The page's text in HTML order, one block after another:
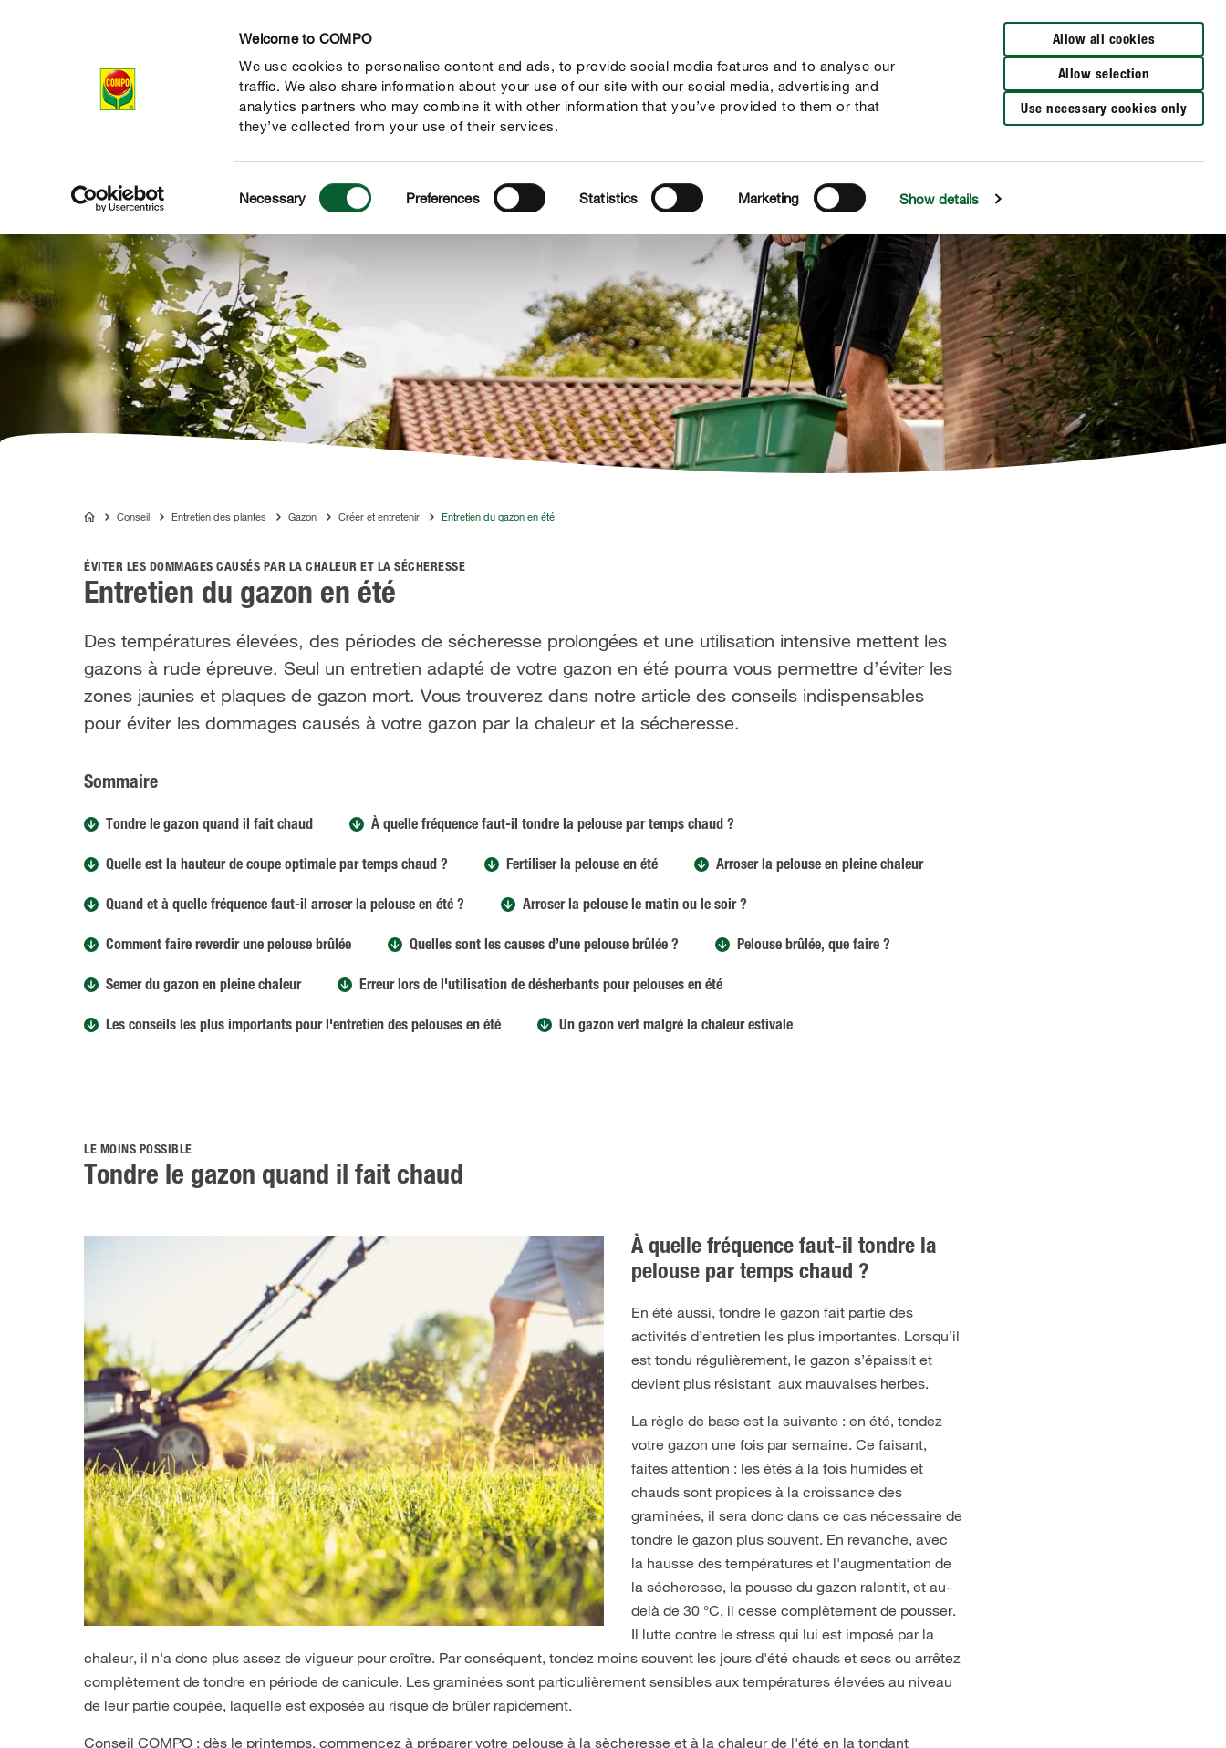
Welcome to COMPO
We use cookies to personalise content and ads, to provide social media features and to analyse our
traffic. We also share information about your use of our site with our social media, advertising and
analytics partners who may combine it with other information that you’ve provided to them or that
they’ve collected from your use of their services.
Selection
Necessary Preferences Statistics Marketing Show details
Allow all cookies
Allow selection
Use necessary cookies only
Distributeurs à proximité
Produits Conseil Thèmes Service Qui sommes-nous?
COMPOConseil Entretien des plantes Gazon Créer et entretenir Entretien du gazon en été
ÉVITER LES DOMMAGES CAUSÉS PAR LA CHALEUR ET LA SÉCHERESSE
Entretien du gazon en été
Des températures élevées, des périodes de sécheresse prolongées et une utilisation intensive mettent les
gazons à rude épreuve. Seul un entretien adapté de votre gazon en été pourra vous permettre d’éviter les
zones jaunies et plaques de gazon mort. Vous trouverez dans notre article des conseils indispensables
pour éviter les dommages causés à votre gazon par la chaleur et la sécheresse.
Sommaire
Tondre le gazon quand il fait chaud À quelle fréquence faut-il tondre la pelouse par temps chaud ?
Quelle est la hauteur de coupe optimale par temps chaud ? Fertiliser la pelouse en été Arroser la pelouse en pleine chaleur
Quand et à quelle fréquence faut-il arroser la pelouse en été ? Arroser la pelouse le matin ou le soir ?
Comment faire reverdir une pelouse brûlée Quelles sont les causes d’une pelouse brûlée ? Pelouse brûlée, que faire ?
Semer du gazon en pleine chaleur Erreur lors de l'utilisation de désherbants pour pelouses en été
Les conseils les plus importants pour l'entretien des pelouses en été Un gazon vert malgré la chaleur estivale
LE MOINS POSSIBLE
Tondre le gazon quand il fait chaud
À quelle fréquence faut-il tondre la
pelouse par temps chaud ?
En été aussi, tondre le gazon fait partie des
activités d’entretien les plus importantes. Lorsqu’il
est tondu régulièrement, le gazon s’épaissit et
devient plus résistant aux mauvaises herbes.
La règle de base est la suivante : en été, tondez
votre gazon une fois par semaine. Ce faisant,
faites attention : les étés à la fois humides et
chauds sont propices à la croissance des
graminées, il sera donc dans ce cas nécessaire de
tondre le gazon plus souvent. En revanche, avec
la hausse des températures et l'augmentation de
la sécheresse, la pousse du gazon ralentit, et au-
delà de 30 °C, il cesse complètement de pousser.
Il lutte contre le stress qui lui est imposé par la
chaleur, il n'a donc plus assez de vigueur pour croître. Par conséquent, tondez moins souvent les jours d'été chauds et secs ou arrêtez
complètement de tondre en période de canicule. Les graminées sont particulièrement sensibles aux températures élevées au niveau
de leur partie coupée, laquelle est exposée au risque de brûler rapidement.
Conseil COMPO : dès le printemps, commencez à préparer votre pelouse à la sècheresse et à la chaleur de l'été en la tondant